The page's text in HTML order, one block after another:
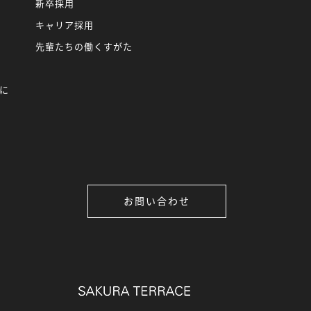
新卒採用
キャリア採用
先輩たちの働くすがた
お問い合わせ